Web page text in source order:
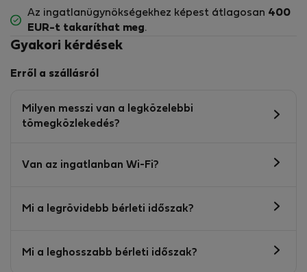
Az ingatlanügynökségekhez képest átlagosan 400
EUR-t takaríthat meg.
Gyakori kérdések
Erről a szállásról
Milyen messzi van a legközelebbi
tömegközlekedés?
Van az ingatlanban Wi-Fi?
Mi a legrövidebb bérleti időszak?
Mi a leghosszabb bérleti időszak?